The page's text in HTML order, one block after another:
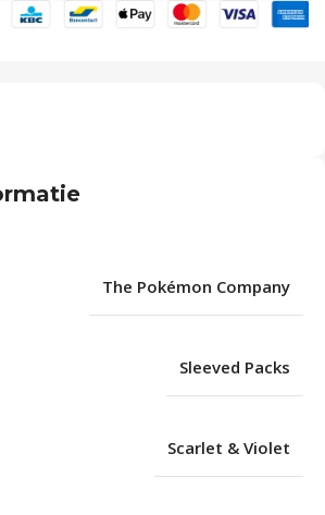
The Pokémon Company
Sleeved Packs
Scarlet & Violet